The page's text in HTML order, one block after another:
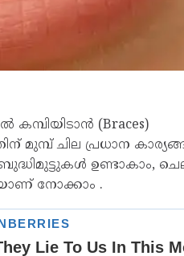
(Braces)
മുമ്പ് ചില പ്രധാന
ഉണ്ടാകാം,
നോക്കാം .